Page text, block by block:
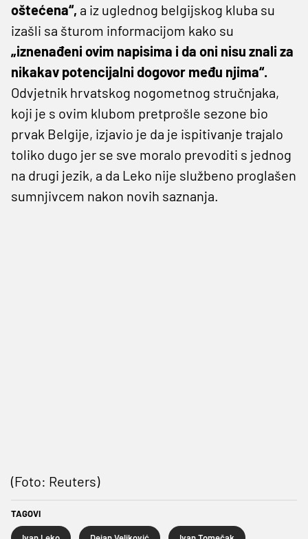
oštećena“, a iz uglednog belgijskog kluba su
izašli sa šturom informacijom kako su
„iznenađeni ovim napisima i da oni nisu znali za
nikakav potencijalni dogovor među njima“.
Odvjetnik hrvatskog nogometnog stručnjaka,
koji je s ovim klubom pretprošle sezone bio
prvak Belgije, izjavio je da je ispitivanje trajalo
toliko dugo jer se sve moralo prevoditi s jednog
na drugi jezik, a da Leko nije službeno proglašen
sumnjivcem nakon novih saznanja.
(Foto: Reuters)
TAGOVI